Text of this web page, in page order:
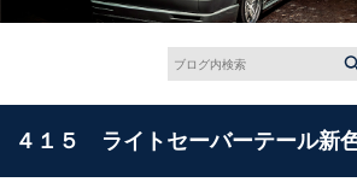
４１５ ライトセーバーテール新